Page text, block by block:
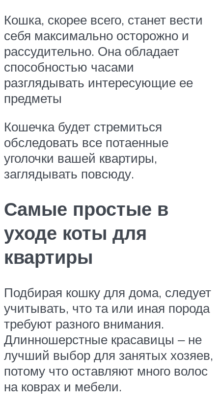
Кошка, скорее всего, станет вести
себя максимально осторожно и
рассудительно. Она обладает
способностью часами
разглядывать интересующие ее
предметы
Кошечка будет стремиться
обследовать все потаенные
уголочки вашей квартиры,
заглядывать повсюду.
Самые простые в
уходе коты для
квартиры
Подбирая кошку для дома, следует
учитывать, что та или иная порода
требуют разного внимания.
Длинношерстные красавицы ‒ не
лучший выбор для занятых хозяев,
потому что оставляют много волос
на коврах и мебели.